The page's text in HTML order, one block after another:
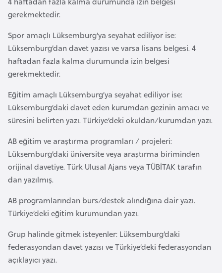
gerekmektedir.
Spor amaçlı Lüksemburg’ya seyahat ediliyor ise:
Lüksemburg’dan davet yazısı ve varsa lisans belgesi. 4
haftadan fazla kalma durumunda izin belgesi
gerekmektedir.
Eğitim amaçlı Lüksemburg’ya seyahat ediliyor ise:
Lüksemburg’daki davet eden kurumdan gezinin amacı ve
süresini belirten yazı. Türkiye’deki okuldan/kurumdan yazı.
AB eğitim ve araştırma programları / projeleri:
Lüksemburg’daki üniversite veya araştırma biriminden
orijinal davetiye. Türk Ulusal Ajans veya TÜBİTAK tarafın
dan yazılmış.
AB programlarından burs/destek alındığına dair yazı.
Türkiye’deki eğitim kurumundan yazı.
Grup halinde gitmek isteyenler: Lüksemburg’daki
federasyondan davet yazısı ve Türkiye’deki federasyondan
açıklayıcı yazı.
a
h
r
e
y
n
a
n
g
l
a
d
ş
B